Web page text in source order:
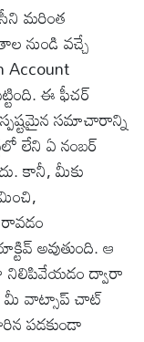
మరింత
నుండి వచ్చే
Account
ఈ ఫీచర్
సమాచారాన్ని
లేని ఏ నంబర్
కానీ, మీకు
అవుతుంది. ఆ
నిలిపివేయడం ద్వారా
మీ వాట్సాప్ చాట్
పడకుండా